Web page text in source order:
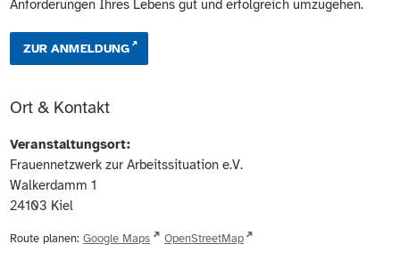
Anforderungen Ihres Lebens gut und erfolgreich umzugehen.
ZUR ANMELDUNG
Ort & Kontakt
Veranstaltungsort:
Frauennetzwerk zur Arbeitssituation e.V.
Walkerdamm 1
24103 Kiel
Route planen: Google Maps OpenStreetMap